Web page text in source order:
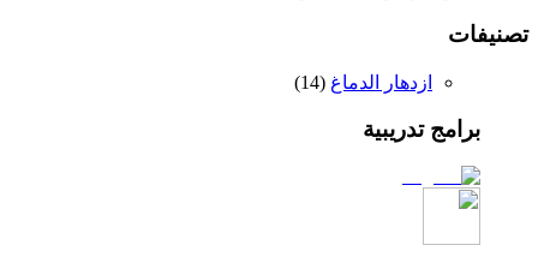
تصنيفات
ازدهار الدماغ (
14
)
برامج تدريبية